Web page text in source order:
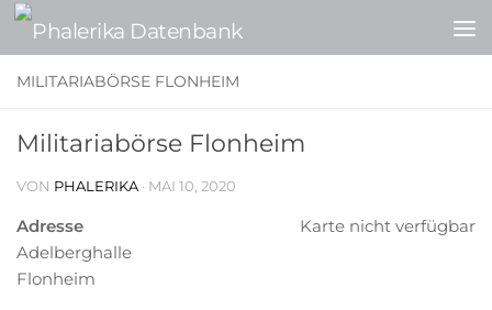
Zum Inhalt springen
MILITARIABÖRSE FLONHEIM
Militariabörse Flonheim
VON PHALERIKA · MAI 10, 2020
Karte nicht verfügbar
Adresse
Adelberghalle
Flonheim